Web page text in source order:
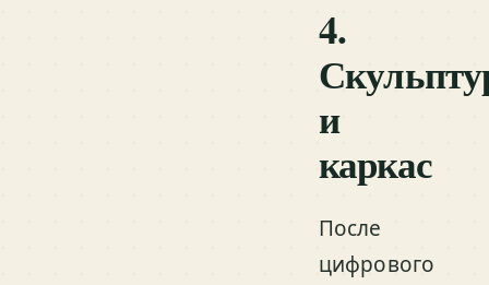
4.
и
каркас
После
цифрового